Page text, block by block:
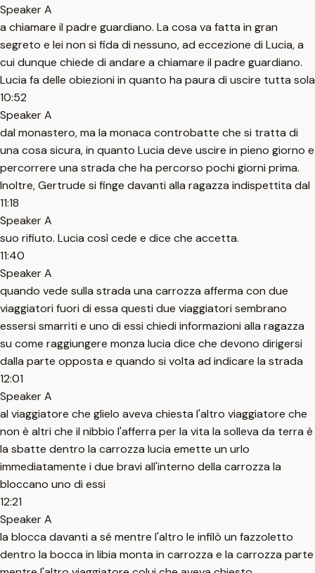
Speaker A
a chiamare il padre guardiano. La cosa va fatta in gran
segreto e lei non si fida di nessuno, ad eccezione di Lucia, a
cui dunque chiede di andare a chiamare il padre guardiano.
Lucia fa delle obiezioni in quanto ha paura di uscire tutta sola
10:52
Speaker A
dal monastero, ma la monaca controbatte che si tratta di
una cosa sicura, in quanto Lucia deve uscire in pieno giorno e
percorrere una strada che ha percorso pochi giorni prima.
Inoltre, Gertrude si finge davanti alla ragazza indispettita dal
11:18
Speaker A
suo rifiuto. Lucia così cede e dice che accetta.
11:40
Speaker A
quando vede sulla strada una carrozza afferma con due
viaggiatori fuori di essa questi due viaggiatori sembrano
essersi smarriti e uno di essi chiedi informazioni alla ragazza
su come raggiungere monza lucia dice che devono dirigersi
dalla parte opposta e quando si volta ad indicare la strada
12:01
Speaker A
al viaggiatore che glielo aveva chiesta l'altro viaggiatore che
non è altri che il nibbio l'afferra per la vita la solleva da terra è
la sbatte dentro la carrozza lucia emette un urlo
immediatamente i due bravi all'interno della carrozza la
bloccano uno di essi
12:21
Speaker A
la blocca davanti a sé mentre l'altro le infilò un fazzoletto
dentro la bocca in libia monta in carrozza e la carrozza parte